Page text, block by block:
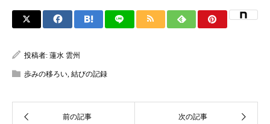
投稿者: 蓮水 雲州
歩みの移ろい, 結びの記録